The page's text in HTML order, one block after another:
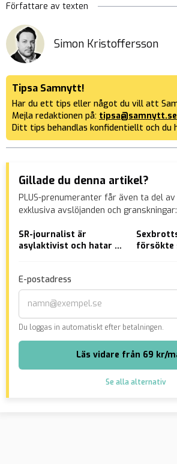
Författare av texten
Simon Kristoffersson
Tipsa Samnytt!
Har du ett tips eller något du vill att
Mejla redaktionen på: tipsa@samnytt.se
Ditt tips behandlas konfidentiellt och du
Gillade du denna artikel?
PLUS-prenumeranter får även ta del
exklusiva avslöjanden och granskningar:
SR-journalist är
asylaktivist och hatar SD
försökte
E-postadress
Du loggas in automatiskt efter betalningen.
Läs vidare från 69 kr/
Se alla alternativ